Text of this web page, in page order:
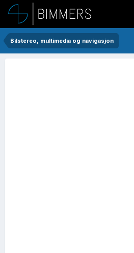
Bilstereo, multimedia og navigasjon